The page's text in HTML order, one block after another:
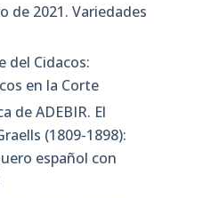
de 2021. Variedades
del Cidacos:
en la Corte
de ADEBIR. El
(1809-1898):
español con